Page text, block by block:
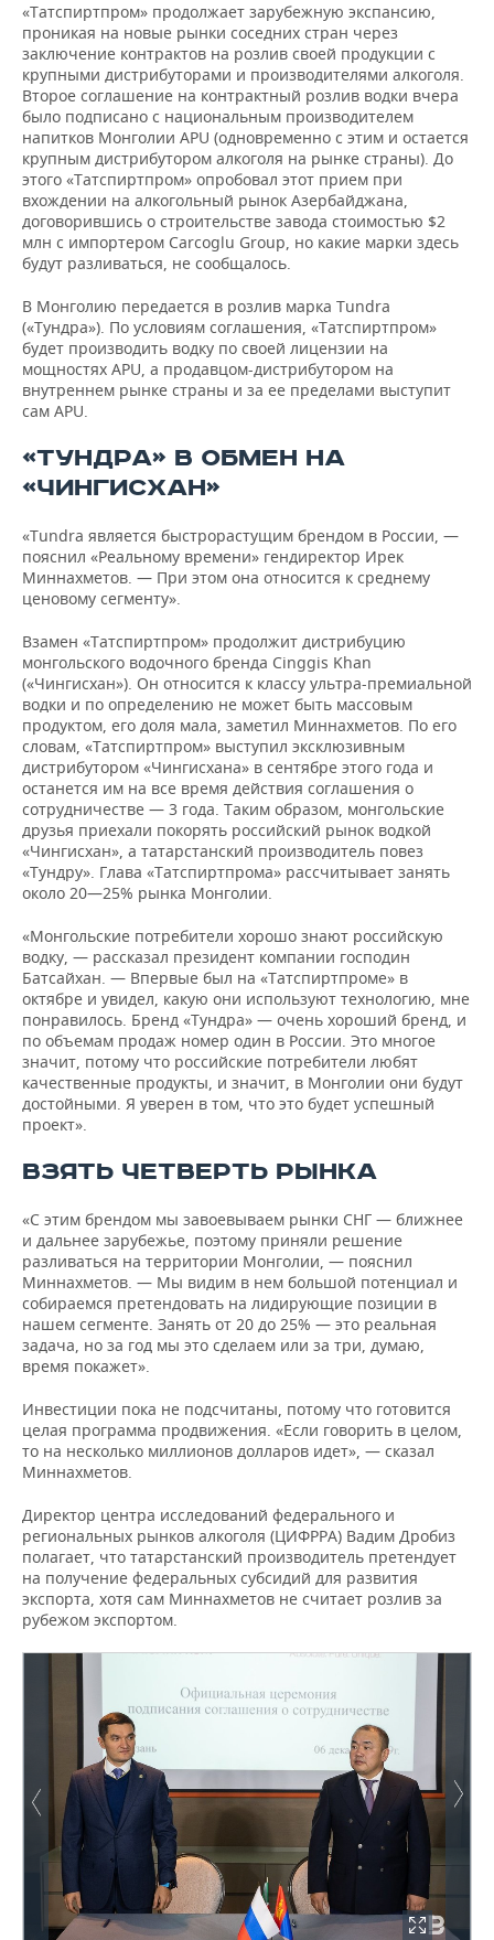
ХОККЕЙ С МЯЧОМ
ПРОИСШЕСТВИЯ
«Татспиртпром» продолжает зарубежную экспансию,
проникая на новые рынки соседних стран через
заключение контрактов на розлив своей продукции с
крупными дистрибуторами и производителями алкоголя.
Второе соглашение на контрактный розлив водки вчера
было подписано с национальным производителем
напитков Монголии APU (одновременно с этим и остается
крупным дистрибутором алкоголя на рынке страны). До
этого «Татспиртпром» опробовал этот прием при
вхождении на алкогольный рынок Азербайджана,
договорившись о строительстве завода стоимостью $2
млн с импортером Carcoglu Group, но какие марки здесь
будут разливаться, не сообщалось.
В Монголию передается в розлив марка Tundra
(«Тундра»). По условиям соглашения, «Татспиртпром»
будет производить водку по своей лицензии на
мощностях APU, а продавцом-дистрибутором на
внутреннем рынке страны и за ее пределами выступит
сам APU.
«ТУНДРА» В ОБМЕН НА
«ЧИНГИСХАН»
«Tundra является быстрорастущим брендом в России, —
пояснил «Реальному времени» гендиректор Ирек
Миннахметов. — При этом она относится к среднему
ценовому сегменту».
Взамен «Татспиртпром» продолжит дистрибуцию
монгольского водочного бренда Сinggis Khan
(«Чингисхан»). Он относится к классу ультра-премиальной
водки и по определению не может быть массовым
продуктом, его доля мала, заметил Миннахметов. По его
словам, «Татспиртпром» выступил эксклюзивным
дистрибутором «Чингисхана» в сентябре этого года и
останется им на все время действия соглашения о
сотрудничестве — 3 года. Таким образом, монгольские
друзья приехали покорять российский рынок водкой
«Чингисхан», а татарстанский производитель повез
«Тундру». Глава «Татспиртпрома» рассчитывает занять
около 20—25% рынка Монголии.
«Монгольские потребители хорошо знают российскую
водку, — рассказал президент компании господин
Батсайхан. — Впервые был на «Татспиртпроме» в
октябре и увидел, какую они используют технологию, мне
понравилось. Бренд «Тундра» — очень хороший бренд, и
по объемам продаж номер один в России. Это многое
значит, потому что российские потребители любят
качественные продукты, и значит, в Монголии они будут
достойными. Я уверен в том, что это будет успешный
проект».
ВЗЯТЬ ЧЕТВЕРТЬ РЫНКА
«С этим брендом мы завоевываем рынки СНГ — ближнее
и дальнее зарубежье, поэтому приняли решение
разливаться на территории Монголии, — пояснил
Миннахметов. — Мы видим в нем большой потенциал и
собираемся претендовать на лидирующие позиции в
нашем сегменте. Занять от 20 до 25% — это реальная
задача, но за год мы это сделаем или за три, думаю,
время покажет».
Инвестиции пока не подсчитаны, потому что готовится
целая программа продвижения. «Если говорить в целом,
то на несколько миллионов долларов идет», — сказал
Миннахметов.
Директор центра исследований федерального и
региональных рынков алкоголя (ЦИФРРА) Вадим Дробиз
полагает, что татарстанский производитель претендует
на получение федеральных субсидий для развития
экспорта, хотя сам Миннахметов не считает розлив за
рубежом экспортом.